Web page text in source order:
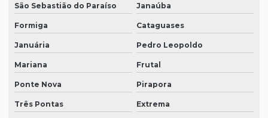
São Sebastião do Paraíso Janaúba
Formiga Cataguases
Januária Pedro Leopoldo
Mariana Frutal
Ponte Nova Pirapora
Três Pontas Extrema